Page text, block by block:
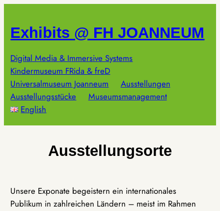
springen
Exhibits @ FH JOANNEUM
Digital Media & Immersive Systems
Kindermuseum FRida & freD
Universalmuseum Joanneum
Ausstellungen
Ausstellungsstücke
Museumsmanagement
English
Ausstellungsorte
Unsere Exponate begeistern ein internationales
Publikum in zahlreichen Ländern – meist im Rahmen